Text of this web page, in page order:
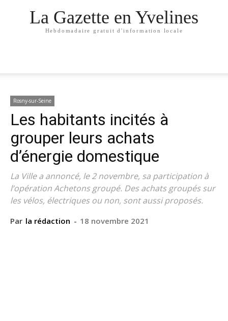
La Gazette en Yvelines
Hebdomadaire gratuit d'information locale
Rosny-sur-Seine
Les habitants incités à
grouper leurs achats
d’énergie domestique
La Ville a annoncé, le 2 novembre, sa participation à
l’opération Achetons groupé. Des achats groupés sur
les vélos, électriques ou non, sont aussi proposés.
Par la rédaction - 18 novembre 2021